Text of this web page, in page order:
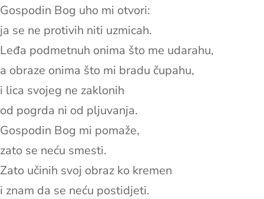
Gospodin Bog uho mi otvori:
ja se ne protivih niti uzmicah.
Leđa podmetnuh onima što me udarahu,
a obraze onima što mi bradu čupahu,
i lica svojeg ne zaklonih
od pogrda ni od pljuvanja.
Gospodin Bog mi pomaže,
zato se neću smesti.
Zato učinih svoj obraz ko kremen
i znam da se neću postidjeti.